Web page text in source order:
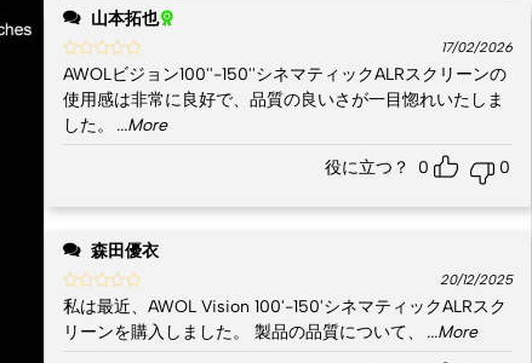
山本拓也
17/02/2026
AWOLビジョン100''-150''シネマティックALRスクリーンの
使用感は非常に良好で、品質の良いさが一目惚れいたしま
した。
...More
役に立つ？ 0 0
森田優衣
20/12/2025
私は最近、AWOL Vision 100'-150'シネマティックALRスク
リーンを購入しました。 製品の品質について、
...More